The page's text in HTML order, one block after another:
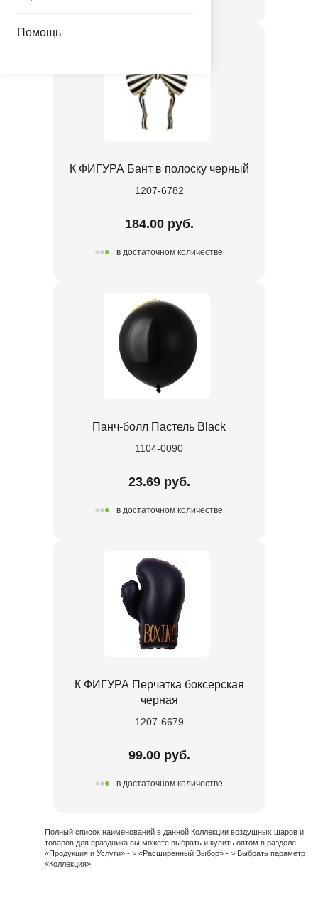
Помощь
К ФИГУРА Бант в полоску черный
1207-6782
184.00 руб.
в достаточном количестве
Панч-болл Пастель Black
1104-0090
23.69 руб.
в достаточном количестве
К ФИГУРА Перчатка боксерская
черная
1207-6679
99.00 руб.
в достаточном количестве
Полный список наименований в данной Коллекции воздушных шаров и
товаров для праздника вы можете выбрать и купить оптом в разделе
«Продукция и Услуги» - > «Расширенный Выбор» - > Выбрать параметр
«Коллекция»